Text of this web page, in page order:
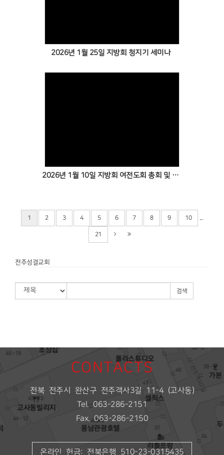
2026년 1월 25일 지방회 청지기 세미나
2026년 1월 10일 지방회 여전도회 총회 및 임직 후보자 교육
1 2 3 4 5 6 7 8 9 10
21
전주성결교회
검색
CONTACTS
전북 전주시 완산구 전주객사3길 11-4 (고사동)
Tel. 063-286-2151
Fax. 063-286-2150
온라인 헌금: 전북은행 510-23-0315435